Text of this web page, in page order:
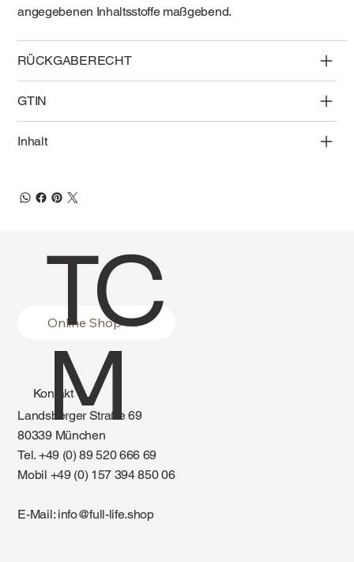
angegebenen Inhaltsstoffe maßgebend.
RÜCKGABERECHT
GTIN
Inhalt
Online Shop
Kontakt
Landsberger Straße 69
80339 München
Tel. +49 (0) 89 520 666 69
Mobil +49 (0) 157 394 850 06
E-Mail: info@full-life.shop
TC
M